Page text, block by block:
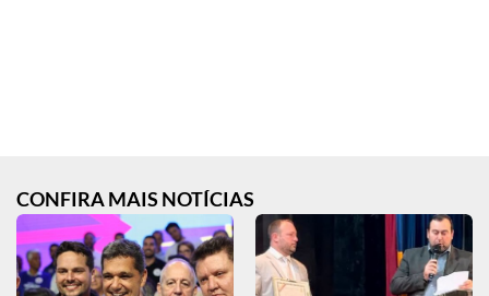
CONFIRA MAIS NOTÍCIAS